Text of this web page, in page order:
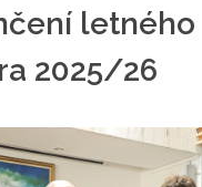
letného
2025/26